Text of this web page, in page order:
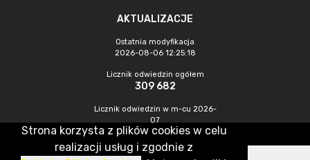
AKTUALIZACJE
Ostatnia modyfikacja
2026-08-06 12:25:18
Licznik odwiedzin ogółem
309 682
Licznik odwiedzin w m-cu 2026-
07
380
Strona korzysta z plików cookies w celu
realizacji usług i zgodnie z